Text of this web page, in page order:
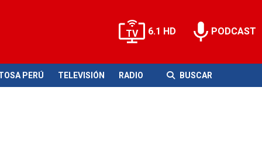
6.1 HD PODCAST
PERÚ TELEVISIÓN RADIO BUSCAR